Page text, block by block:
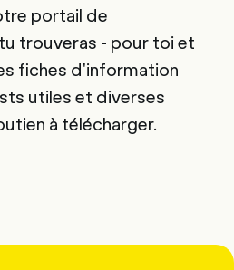
portail de
trouveras - pour toi et
fiches d'information
utiles et diverses
à télécharger.